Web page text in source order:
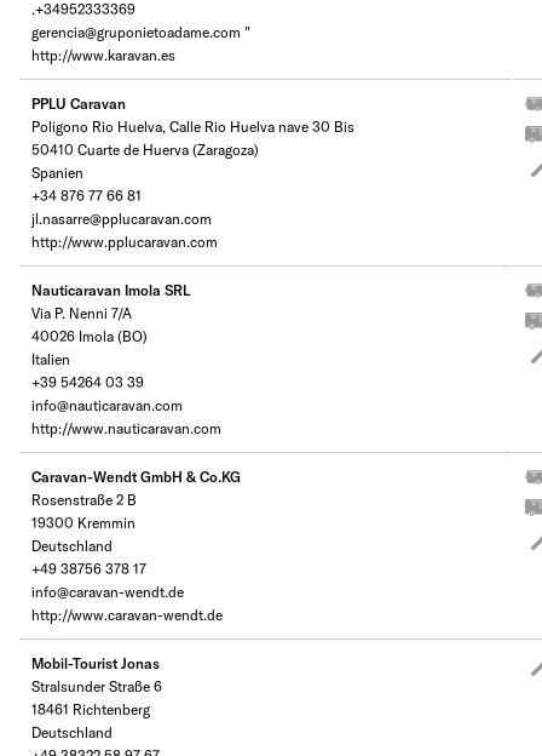
.+34952333369
gerencia@gruponietoadame.com "
http://www.karavan.es
PPLU Caravan
Poligono Rio Huelva, Calle Rio Huelva nave 30 Bis
50410 Cuarte de Huerva (Zaragoza)
Spanien
+34 876 77 66 81
jl.nasarre@pplucaravan.com
http://www.pplucaravan.com
Nauticaravan Imola SRL
Via P. Nenni 7/A
40026 Imola (BO)
Italien
+39 54264 03 39
info@nauticaravan.com
http://www.nauticaravan.com
Caravan-Wendt GmbH & Co.KG
Rosenstraße 2 B
19300 Kremmin
Deutschland
+49 38756 378 17
info@caravan-wendt.de
http://www.caravan-wendt.de
Mobil-Tourist Jonas
Stralsunder Straße 6
18461 Richtenberg
Deutschland